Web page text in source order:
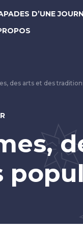
D’UNE
des arts et des